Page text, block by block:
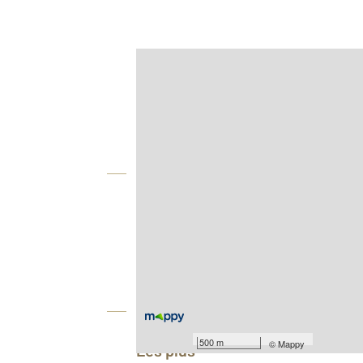
500 m ©Mappy
Équipements
Les plus